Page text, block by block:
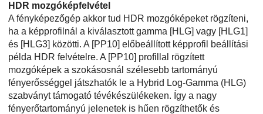
HDR mozgóképfelvétel
A fényképezőgép akkor tud HDR mozgóképeket rögzíteni,
ha a képprofilnál a kiválasztott gamma [HLG] vagy [HLG1]
és [HLG3] közötti. A [PP10] előbeállított képprofil beállítási
példa HDR felvételre. A [PP10] profillal rögzített
mozgóképek a szokásosnál szélesebb tartományú
fényerősséggel játszhatók le a Hybrid Log-Gamma (HLG)
szabványt támogató tévékészülékeken. Így a nagy
fényerőtartományú jelenetek is hűen rögzíthetők és